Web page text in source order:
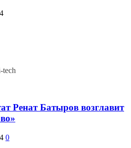
tech
Ренат Батыров возглавит
0